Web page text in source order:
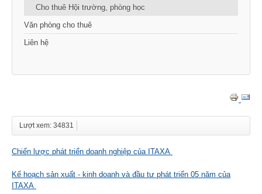
Cho thuê Hội trường, phòng học
Văn phòng cho thuê
Liên hệ
Lượt xem: 34831
Chiến lược phát triển doanh nghiệp của ITAXA
Kế hoạch sản xuất - kinh doanh và đầu tư phát triển 05 năm của
ITAXA